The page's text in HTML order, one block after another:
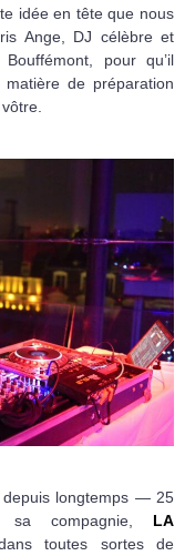
idée en tête que nous
Ange, DJ célèbre et
pour qu’il
de préparation
depuis longtemps — 25
compagnie, LA
toutes sortes de